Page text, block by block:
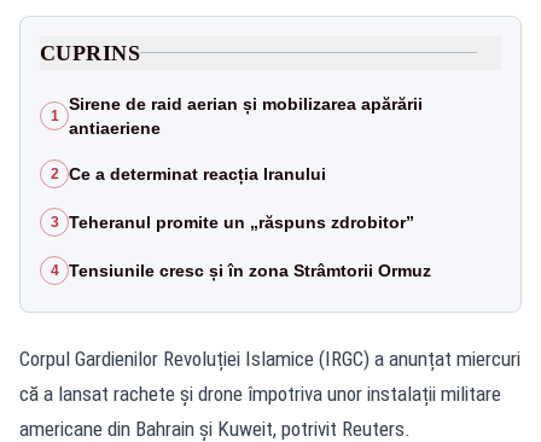
CUPRINS
1
Sirene de raid aerian și mobilizarea apărării
antiaeriene
2 Ce a determinat reacția Iranului
3 Teheranul promite un „răspuns zdrobitor”
4 Tensiunile cresc și în zona Strâmtorii Ormuz
Corpul Gardienilor Revoluției Islamice (IRGC) a anunțat miercuri
că a lansat rachete și drone împotriva unor instalații militare
americane din Bahrain și Kuweit, potrivit Reuters.